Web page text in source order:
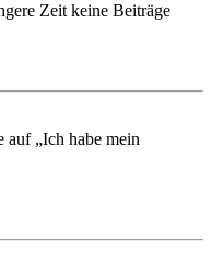
Zeit keine Beiträge
auf „Ich habe mein